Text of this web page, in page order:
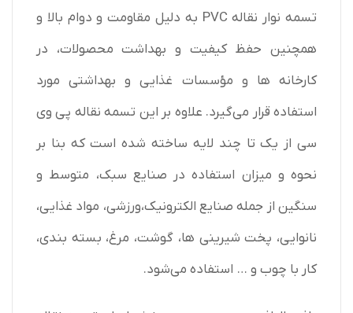
تسمه نوار نقاله PVC به دلیل مقاومت و دوام بالا و
همچنین حفظ کیفیت و بهداشت محصولات، در
کارخانه‌ ها و مؤسسات غذایی و بهداشتی مورد
استفاده قرار می‌گیرد. علاوه بر این تسمه نقاله پی وی
سی از یک تا چند لایه ساخته شده است که بنا بر
نحوه و میزان استفاده در صنایع سبک، متوسط و
سنگین از جمله صنایع الکترونیک،ورزشی، مواد غذایی،
نانوایی، پخت شیرینی‌ ها، گوشت، مرغ، بسته بندی،
کار با چوب و … استفاده می‌شود.